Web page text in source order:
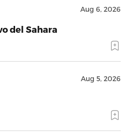
Aug 6, 2026
del Sahara
Aug 5, 2026